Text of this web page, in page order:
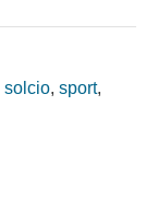
solcio, sport,